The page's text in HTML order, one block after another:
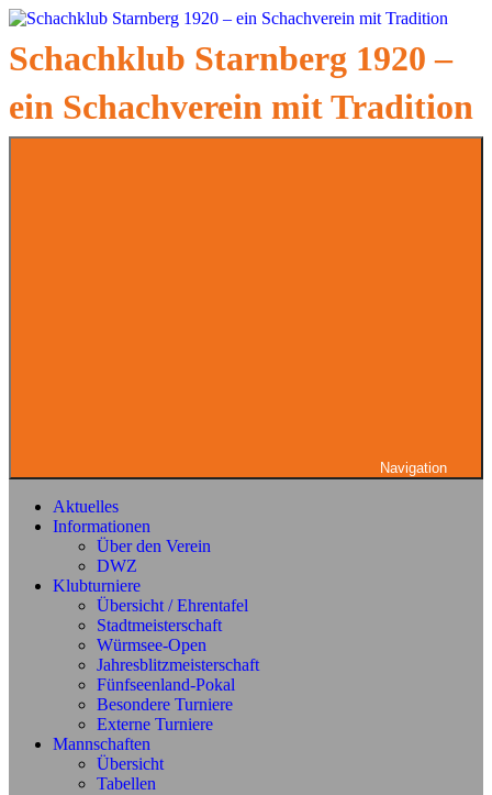
Zum
springen
Schachklub Starnberg 1920 –
ein Schachverein mit Tradition
Navigation
Aktuelles
Informationen
Über den Verein
DWZ
Klubturniere
Übersicht / Ehrentafel
Stadtmeisterschaft
Würmsee-Open
Jahresblitzmeisterschaft
Fünfseenland-Pokal
Besondere Turniere
Externe Turniere
Mannschaften
Übersicht
Tabellen